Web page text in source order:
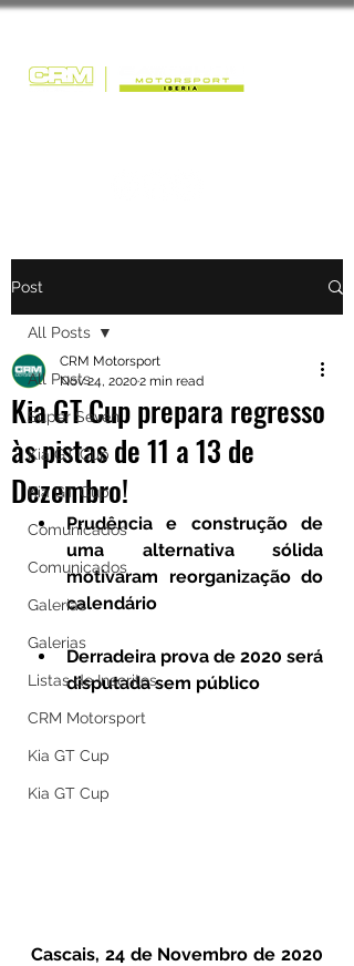
Post
All Posts
Super Seven
Kia GT Cup
Kia GT Cup
Comunicados
Comunicados
Galerias
Galerias
Listas de Inscritos
CRM Motorsport
Kia GT Cup
Kia GT Cup
All Posts
Kia GT Cup prepara regresso
às pistas de 11 a 13 de
Dezembro!
CRM Motorsport
Nov 24, 20202 min read
Prudência e construção de
uma alternativa sólida
motivaram reorganização do
calendário
Derradeira prova de 2020 será
disputada sem público
Cascais, 24 de Novembro de 2020